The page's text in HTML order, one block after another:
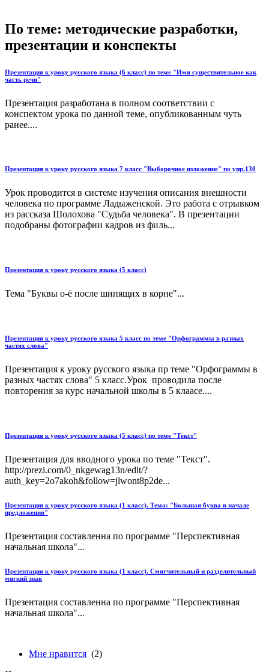
По теме: методические разработки,
презентации и конспекты
Презентация к уроку русского языка (6 класс) по теме "Имя существительное как
часть речи"
Презентация разработана в полном соответствии с
конспектом урока по данной теме, опубликованным чуть
ранее....
Презентация к уроку русского языка 7 класс "Выборочное изложение" по упр.130
Урок проводится в системе изучения описания внешности
человека по программе Ладыженской. Это работа с отрывком
из рассказа Шолохова "Судьба человека". В презентации
подобраны фотографии кадров из филь...
Презентация к уроку русского языка (5 класс)
Тема "Буквы о-ё после шипящих в корне"...
Презентация к уроку русского языка 5 класс по теме "Орфограммы в разных
частях слова"
Презентация к уроку русского языка пр теме "Орфограммы в
разных частях слова" 5 класс.Урок проводила после
повторения за курс начальной школы в 5 клаасе....
Презентация к уроку русского языка (5 класс) по теме "Текст"
Презентация для вводного урока по теме "Текст".
http://prezi.com/0_nkgewag13n/edit/?
auth_key=2o7akoh&follow=jlwont8p2de...
Презентация к уроку русского языка (1 класс). Тема: "Большая буква в начале
предложения"
Презентация составленна по программе "Перспективная
начальная школа"...
Презентация к уроку русского языка (1 класс). Смягчительный и разделительный
мягкий знак
Презентация составленна по программе "Перспективная
начальная школа"...
Мне нравится (2)